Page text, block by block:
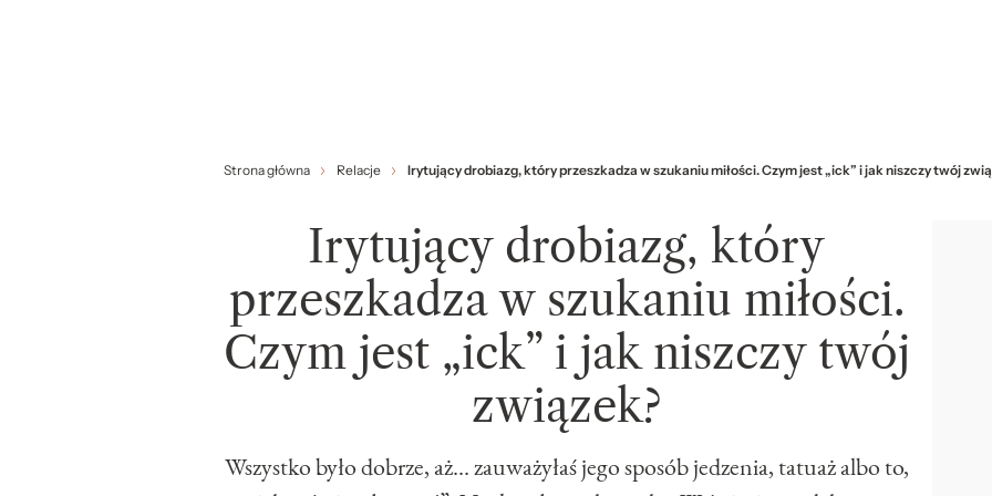
Strona główna Relacje Irytujący drobiazg, który przeszkadza w szukaniu miłości. Czym jest „ick” i jak niszczy twój
Irytujący drobiazg, który
przeszkadza w szukaniu miłości.
Czym jest „ick” i jak niszczy twój
związek?
Wszystko było dobrze, aż… zauważyłaś jego sposób jedzenia, tatuaż albo to,